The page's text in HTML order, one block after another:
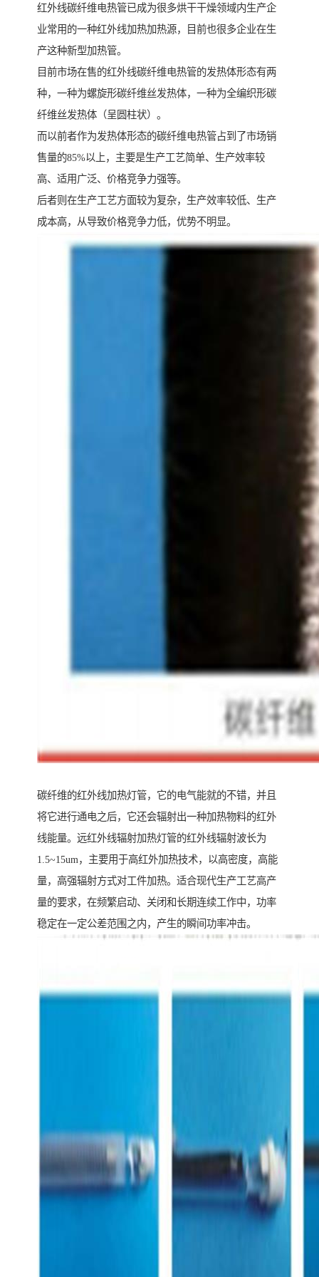
红外线碳纤维电热管已成为很多烘干干燥领域内生产企
业常用的一种红外线加热加热源，目前也很多企业在生
产这种新型加热管。
目前市场在售的红外线碳纤维电热管的发热体形态有两
种，一种为螺旋形碳纤维丝发热体，一种为全编织形碳
纤维丝发热体（呈圆柱状）。
而以前者作为发热体形态的碳纤维电热管占到了市场销
售量的85%以上，主要是生产工艺简单、生产效率较
高、适用广泛、价格竞争力强等。
后者则在生产工艺方面较为复杂，生产效率较低、生产
成本高，从导致价格竞争力低，优势不明显。
碳纤维的红外线加热灯管，它的电气能就的不错，并且
将它进行通电之后，它还会辐射出一种加热物料的红外
线能量。远红外线辐射加热灯管的红外线辐射波长为
1.5~15um，主要用于高红外加热技术，以高密度，高能
量，高强辐射方式对工件加热。适合现代生产工艺高产
量的要求，在频繁启动、关闭和长期连续工作中，功率
稳定在一定公差范围之内，产生的瞬间功率冲击。